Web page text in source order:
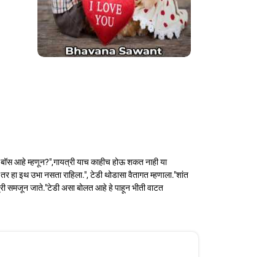
बॉस आहे म्हणून?",गायत्री याच काहीच होऊ शकत नाही या
इथ उभा नसता राहिला.", टेडी थोडासा वैतागत म्हणाला."शांत
समजून जाते."टेडी असा बोलत आहे हे पाहून भीती वाटत